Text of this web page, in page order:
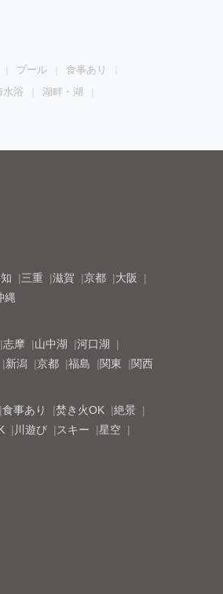
プール
食事あり
水浴
湖畔・湖
三重 滋賀 京都
大阪
縄
志摩 山中湖
河口湖
新潟 京都 福島 関東
関西
食事あり 焚き火OK
絶景
川遊び スキー
星空